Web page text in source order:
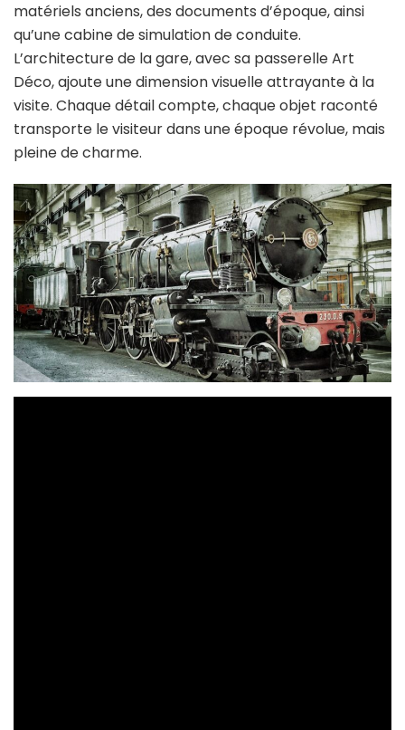
matériels anciens, des documents d’époque, ainsi
qu’une cabine de simulation de conduite.
L’architecture de la gare, avec sa passerelle Art
Déco, ajoute une dimension visuelle attrayante à la
visite. Chaque détail compte, chaque objet raconté
transporte le visiteur dans une époque révolue, mais
pleine de charme.